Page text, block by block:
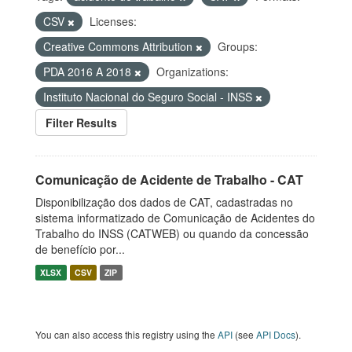
CSV
Licenses:
Creative Commons Attribution
Groups:
PDA 2016 A 2018
Organizations:
Instituto Nacional do Seguro Social - INSS
Filter Results
Comunicação de Acidente de Trabalho - CAT
Disponibilização dos dados de CAT, cadastradas no
sistema informatizado de Comunicação de Acidentes do
Trabalho do INSS (CATWEB) ou quando da concessão
de benefício por...
XLSX CSV ZIP
You can also access this registry using the API (see API Docs).